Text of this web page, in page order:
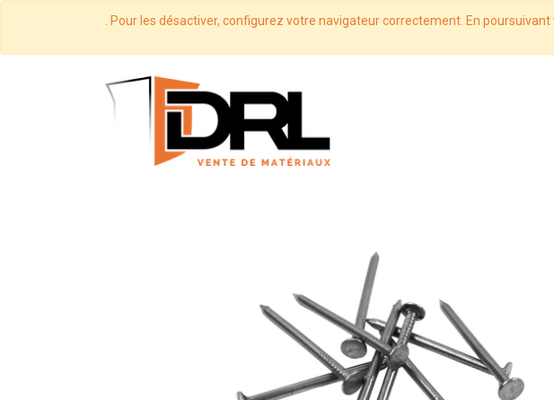
. Pour les désactiver, configurez votre navigateur correctement. En